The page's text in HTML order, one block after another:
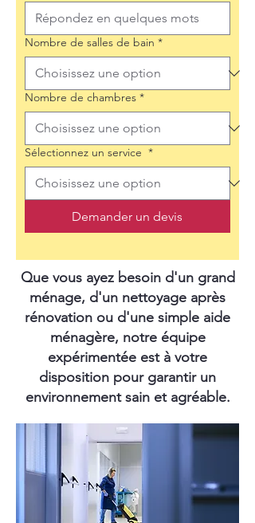
Nombre de salles de bain *
Nombre de chambres *
Sélectionnez un service *
Demander un devis
Que vous ayez besoin d'un grand
ménage, d'un nettoyage après
rénovation ou d'une simple aide
ménagère, notre équipe
expérimentée est à votre
disposition pour garantir un
environnement sain et agréable.